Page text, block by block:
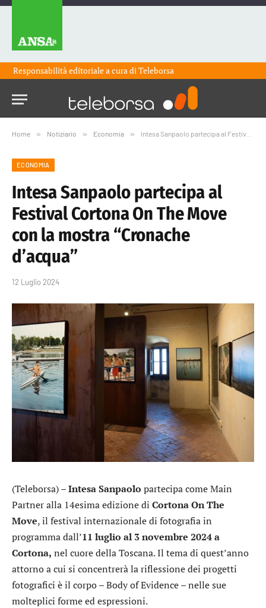
Responsabilità editoriale a cura diTeleborsa
Home » Notiziario » Economia » Intesa Sanpaolo partecipa al Festival Cortona On The Move con la mostra “Cronache d’acqua”
ECONOMIA
Intesa Sanpaolo partecipa al
Festival Cortona On The Move
con la mostra “Cronache
d’acqua”
12 Luglio 2024
(Teleborsa) –Intesa Sanpaolo partecipa come Main
Partner alla 14esima edizione di Cortona On The
Move, il festival internazionale di fotografia in
programma dall’11 luglio al 3 novembre 2024 a
Cortona, nel cuore della Toscana. Il tema di quest’anno
attorno a cui si concentrerà la riflessione dei progetti
fotografici è il corpo – Body of Evidence – nelle sue
molteplici forme ed espressioni.